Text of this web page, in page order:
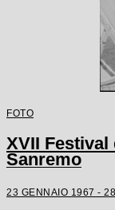
FOTO
XVII Festival
Sanremo
23 GENNAIO 1967 -